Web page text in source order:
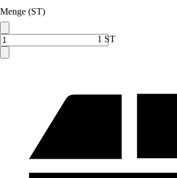
Menge (ST)
1 ST